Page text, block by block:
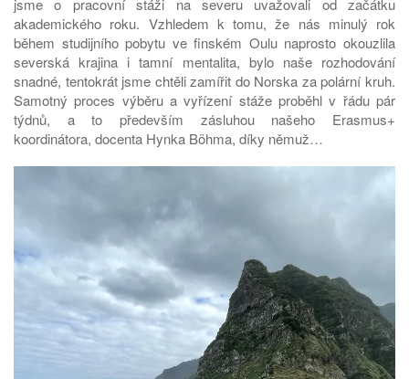
jsme o pracovní stáži na severu uvažovali od začátku
akademického roku. Vzhledem k tomu, že nás minulý rok
během studijního pobytu ve finském Oulu naprosto okouzlila
severská krajina i tamní mentalita, bylo naše rozhodování
snadné, tentokrát jsme chtěli zamířit do Norska za polární kruh.
Samotný proces výběru a vyřízení stáže proběhl v řádu pár
týdnů, a to především zásluhou našeho Erasmus+
koordinátora, docenta Hynka Böhma, díky němuž…